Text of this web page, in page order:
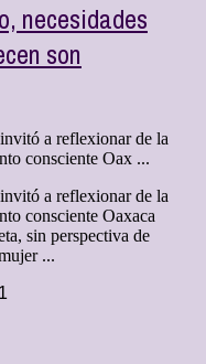
necesidades
son
a reflexionar de la
consciente Oax ...
a reflexionar de la
consciente Oaxaca
sin perspectiva de
...